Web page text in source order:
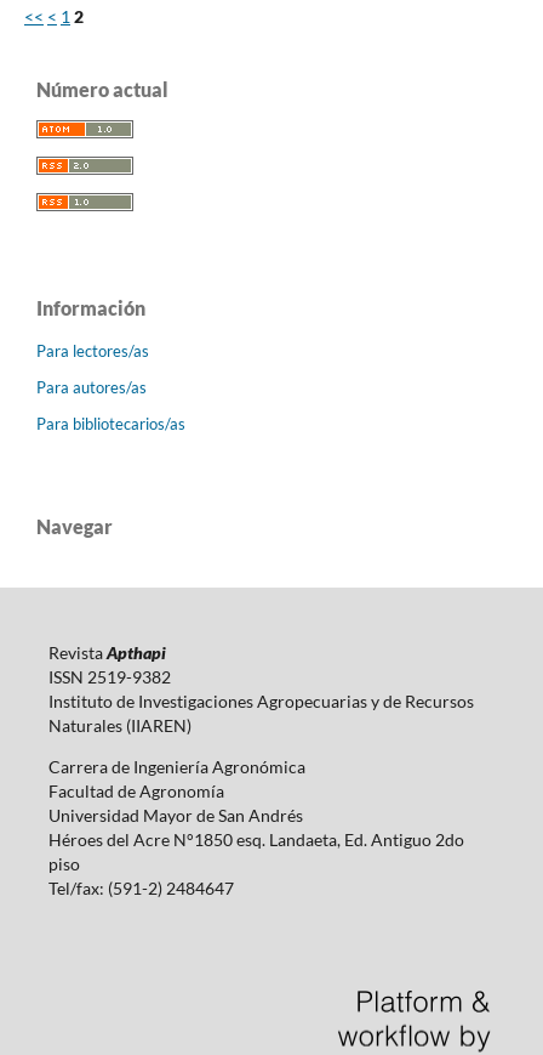
<< < 1 2
Número actual
Información
Para lectores/as
Para autores/as
Para bibliotecarios/as
Navegar
RevistaApthapi
ISSN 2519-9382
Instituto de Investigaciones Agropecuarias y de Recursos
Naturales (IIAREN)
Carrera de Ingeniería Agronómica
Facultad de Agronomía
Universidad Mayor de San Andrés
Héroes del Acre N°1850 esq. Landaeta, Ed. Antiguo 2do
piso
Tel/fax: (591-2) 2484647